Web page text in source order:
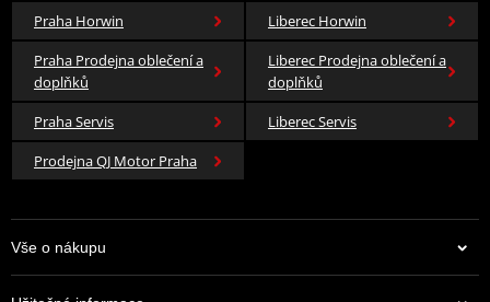
Praha Horwin
Liberec Horwin
Praha Prodejna oblečení a
doplňků
Liberec Prodejna oblečení a
doplňků
Praha Servis
Liberec Servis
Prodejna QJ Motor Praha
Vše o nákupu